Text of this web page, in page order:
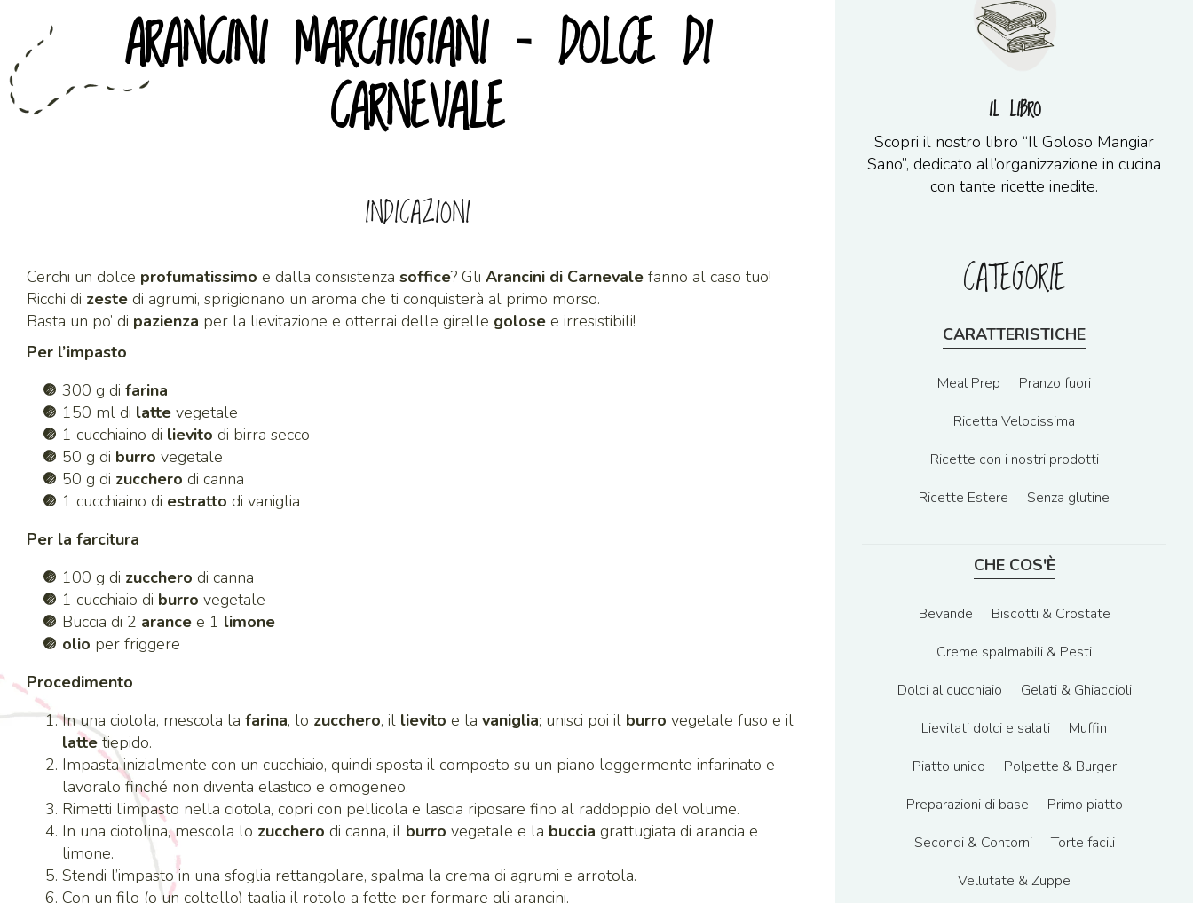
ARANCINI MARCHIGIANI – DOLCE DI
CARNEVALE
INDICAZIONI
Cerchi un dolce profumatissimo e dalla consistenza soffice? Gli Arancini di Carnevale fanno al caso tuo!
Ricchi di zeste di agrumi, sprigionano un aroma che ti conquisterà al primo morso.
Basta un po’ di pazienza per la lievitazione e otterrai delle girelle golose e irresistibili!
Per l’impasto
300 g di farina
150 ml di latte vegetale
1 cucchiaino di lievito di birra secco
50 g di burro vegetale
50 g di zucchero di canna
1 cucchiaino di estratto di vaniglia
Per la farcitura
100 g di zucchero di canna
1 cucchiaio di burro vegetale
Buccia di 2 arance e 1 limone
olio per friggere
Procedimento
In una ciotola, mescola la farina, lo zucchero, il lievito e la vaniglia; unisci poi il burro vegetale fuso e il
lattetiepido.
Impasta inizialmente con un cucchiaio, quindi sposta il composto su un piano leggermente infarinato e
lavoralo finché non diventa elastico e omogeneo.
Rimetti l’impasto nella ciotola, copri con pellicola e lascia riposare fino al raddoppio del volume.
In una ciotolina, mescola lo zucchero di canna, il burro vegetale e la buccia grattugiata di arancia e
limone.
Stendi l’impasto in una sfoglia rettangolare, spalma la crema di agrumi e arrotola.
Con un filo (o un coltello) taglia il rotolo a fette per formare gli arancini.
IL LIBRO
Scopri il nostro libro “Il Goloso Mangiar
Sano”, dedicato all’organizzazione in cucina
con tante ricette inedite.
CATEGORIE
CARATTERISTICHE
Meal Prep
Pranzo fuori
Ricetta Velocissima
Ricette con i nostri prodotti
Ricette Estere
Senza glutine
CHE COS'È
Bevande
Biscotti & Crostate
Creme spalmabili & Pesti
Dolci al cucchiaio
Gelati & Ghiaccioli
Lievitati dolci e salati
Muffin
Piatto unico
Polpette & Burger
Preparazioni di base
Primo piatto
Secondi & Contorni
Torte facili
Vellutate & Zuppe